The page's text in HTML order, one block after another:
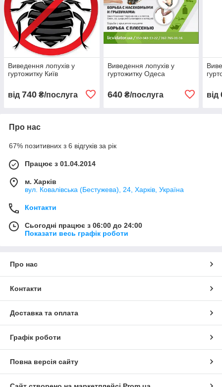
Виведення лопухів у
гуртожитку Київ
від 740 ₴/послуга
Виведення лопухів у
гуртожитку Одеса
640₴/послуга від
Про нас
67% позитивних з 6 відгуків за рік
Працює з 01.04.2014
м. Харків
вул. Ковалівська (Бестужева), 24, Харків, Україна
Контакти
Сьогодні працює з 06:00 до 24:00
Показати весь графік роботи
Про нас
Контакти
Доставка та оплата
Графік роботи
Повна версія сайту